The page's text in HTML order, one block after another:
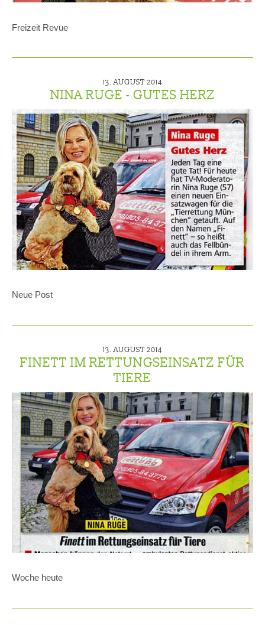
Freizeit Revue
13. AUGUST 2014
NINA RUGE - GUTES HERZ
Neue Post
13. AUGUST 2014
FINETT IM RETTUNGSEINSATZ FÜR
TIERE
Woche heute